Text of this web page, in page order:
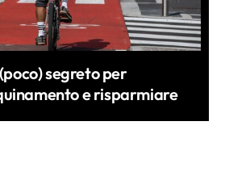
segreto per
e risparmiare